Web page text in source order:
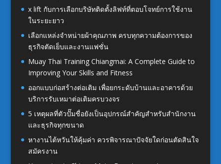
x lift กับการเลือกบริษัทติดตั้งลิฟท์ที่ตอบโจทย์การใช้งาน
ในระยะยาว
เลือกแหล่งจำหน่ายผ้าคุณภาพ ครบทุกความต้องการของ
ธุรกิจตัดเย็บและงานแฟชั่น
Muay Thai Training Chiangmai: A Complete Guide to
Improving Your Skills and Fitness
ออกแบบก่อสร้างต่อเติม เพื่อยกระดับบ้านและอาคารด้วย
บริการรับเหมาต่อเติมครบวงจร
5 เหตุผลที่ตัวปั๊มชื่อยังเป็นอุปกรณ์สำคัญสำหรับสำนักงาน
และธุรกิจทุกขนาด
หางานไต้หวันให้คุ้มค่า ควรพิจารณาปัจจัยใดก่อนตัดสินใจ
สมัครงาน